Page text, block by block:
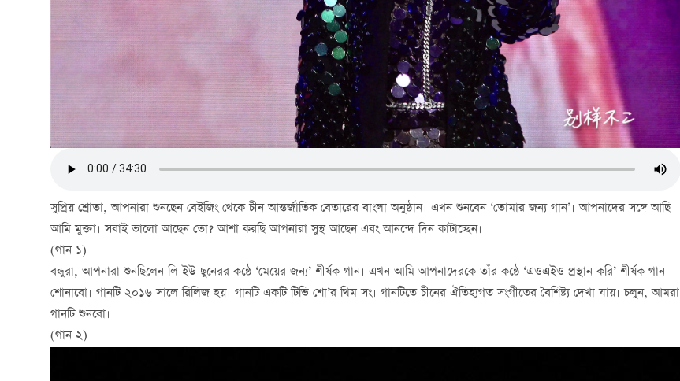
সুপ্রিয় শ্রোতা, আপনারা শুনছেন বেইজিং থেকে চীন আন্তর্জাতিক বেতারের বাংলা অনুষ্ঠান। এখন শুনবেন ‘তোমার জন্য গান’। আপনাদের সঙ্গে আছি
আমি মুক্তা। সবাই ভালো আছেন তো? আশা করছি আপনারা সুস্থ আছেন এবং আনন্দে দিন কাটাচ্ছেন।
(গান ১)
বন্ধুরা, আপনারা শুনছিলেন লি ইউ ছুনেরর কন্ঠে ‘মেয়ের জন্য’ শীর্ষক গান। এখন আমি আপনাদেরকে তাঁর কন্ঠে ‘এওএইও প্রস্থান করি’ শীর্ষক গান
শোনাবো। গানটি ২০১৬ সালে রিলিজ হয়। গানটি একটি টিভি শো’র থিম সং। গানটিতে চীনের ঐতিহ্যগত সংগীতের বৈশিষ্ট্য দেখা যায়। চলুন, আমরা
গানটি শুনবো।
(গান ২)